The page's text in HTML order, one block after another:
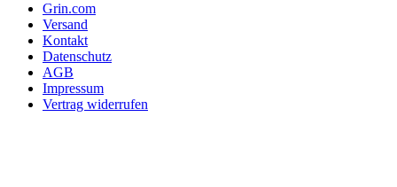
Grin.com
Versand
Kontakt
Datenschutz
AGB
Impressum
Vertrag widerrufen